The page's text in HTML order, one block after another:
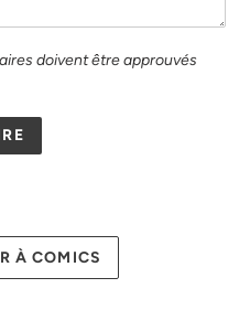
doivent être approuvés
À COMICS